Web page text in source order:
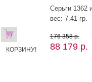
В
КОРЗИНУ!
Серьги 1362
вес: 7.41 гр.
176 358 р.
88 179 р.